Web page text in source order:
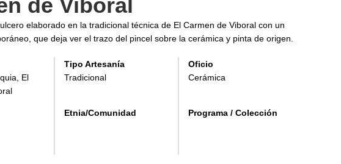
de Viboral
elaborado en la tradicional técnica de El Carmen de Viboral con un
que deja ver el trazo del pincel sobre la cerámica y pinta de origen.
El
Tipo Artesanía
Tradicional
Etnia/Comunidad
Oficio
Cerámica
Programa / Colección